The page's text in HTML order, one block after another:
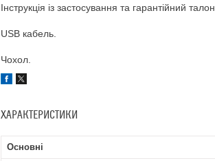
Інструкція із застосування та гарантійний талон.
USB кабель.
Чохол.
ХАРАКТЕРИСТИКИ
Основні